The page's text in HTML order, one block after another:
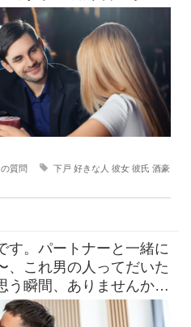
質問 下戸 好きな人 彼女 彼氏 酒豪
す。パートナーと一緒に
、これ男の人ってだいた
う瞬間、ありませんか？
靴